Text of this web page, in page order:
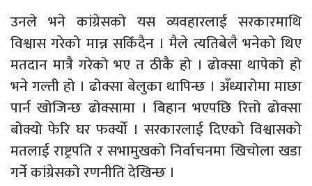
उनले भने कांग्रेसको यस व्यवहारलाई सरकारमाथि
विश्वास गरेको मान्न सकिँदैन । मैले त्यतिबेलै भनेको थिए
मतदान मात्रै गरेको भए त ठीकै हो । ढोक्सा थापेको हो
भने गल्ती हो । ढोक्सा बेलुका थापिन्छ । अँध्यारोमा माछा
पार्न खोजिन्छ ढोक्सामा । बिहान भएपछि रित्तो ढोक्सा
बोक्यो फेरि घर फर्क्यो । सरकारलाई दिएको विश्वासको
मतलाई राष्ट्रपति र सभामुखको निर्वाचनमा खिचोला खडा
गर्ने कांग्रेसको रणनीति देखिन्छ ।